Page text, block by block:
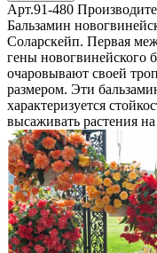
Арт.91-480
Бальзамин
Соларскейп. Первая
гены новогвинейского
очаровывают своей
размером. Эти
характеризуется
высаживать растения